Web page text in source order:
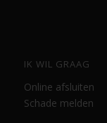
IK WIL GRAAG
Online afsluiten
Schade melden